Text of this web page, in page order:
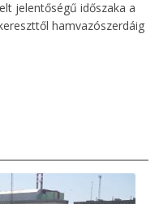
jelentőségű időszaka a
hamvazószerdáig